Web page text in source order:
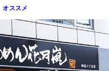
オススメ